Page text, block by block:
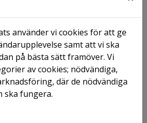
rymligt och representativt
Sallyhill! Här får du 100 kvm att
– med tre stora
läge och en välkomnande
använder vi cookies för att ge
samt att vi ska
på bästa sätt framöver. Vi
av cookies; nödvändiga,
där de nödvändiga
ska fungera.